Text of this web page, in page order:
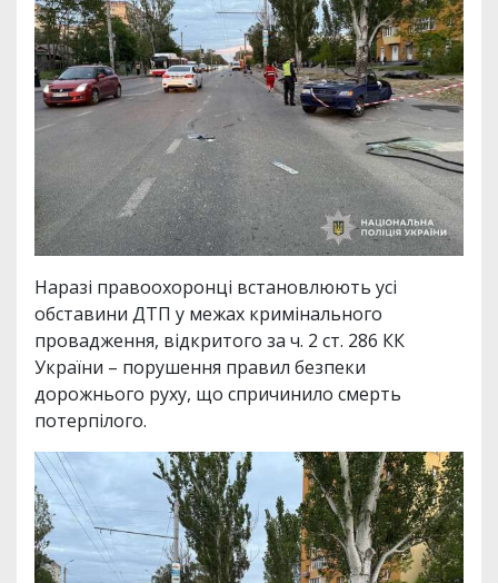
Наразі правоохоронці встановлюють усі
обставини ДТП у межах кримінального
провадження, відкритого за ч. 2 ст. 286 КК
України – порушення правил безпеки
дорожнього руху, що спричинило смерть
потерпілого.